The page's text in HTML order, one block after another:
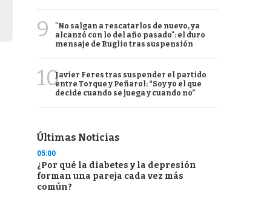
9
"No salgan a rescatarlos de nuevo, ya
alcanzó con lo del año pasado": el duro
mensaje de Ruglio tras suspensión
10Javier Feres tras suspender el partido
entre Torque y Peñarol: “Soy yo el que
decide cuando se juega y cuando no”
Últimas Noticias
05:00
¿Por qué la diabetes y la depresión
forman una pareja cada vez más
común?